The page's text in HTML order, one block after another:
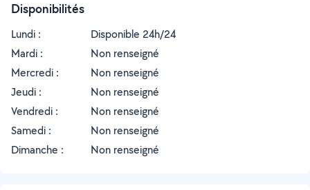
Disponibilités
Lundi :
Disponible 24h/24
Mardi :
Non renseigné
Mercredi :
Non renseigné
Jeudi :
Non renseigné
Vendredi :
Non renseigné
Samedi :
Non renseigné
Dimanche :
Non renseigné